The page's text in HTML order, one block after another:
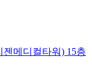
메디컬타워) 15층